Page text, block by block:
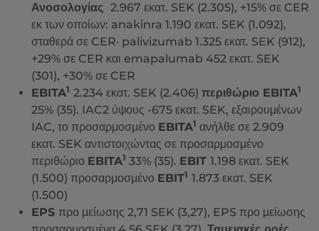
Ανοσολογίας 2.967 εκατ. SEK (2.305), +15% σε CER
εκ των οποίων: anakinra 1.190 εκατ. SEK (1.092),
σταθερά σε CER· palivizumab 1.325 εκατ. SEK (912),
+29% σε CER και emapalumab 452 εκατ. SEK
(301), +30% σε CER
EBITA1 2.234 εκατ. SEK (2.406) περιθώριο EBITA1
25% (35). IAC2 ύψους -675 εκατ. SEK, εξαιρουμένων
IAC, το προσαρμοσμένο EBITA1 ανήλθε σε 2.909
εκατ. SEK αντιστοιχώντας σε προσαρμοσμένο
περιθώριο EBITA1 33% (35). EBIT 1.198 εκατ. SEK
(1.500) προσαρμοσμένο EBIT1 1.873 εκατ. SEK
(1.500)
EPS προ μείωσης 2,71 SEK (3,27), EPS προ μείωσης